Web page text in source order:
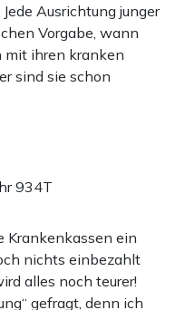
Ausrichtung junger
Vorgabe, wann
mit ihren kranken
sind sie schon
934T
Krankenkassen ein
nichts einbezahlt
alles noch teurer!
gefragt, denn ich